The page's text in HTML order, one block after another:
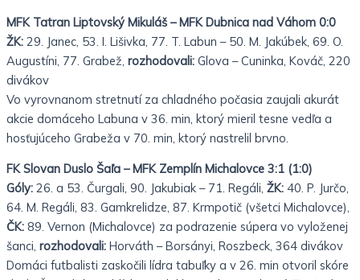
MFK Tatran Liptovský Mikuláš – MFK Dubnica nad Váhom 0:0
ŽK: 29. Janec, 53. I. Lišivka, 77. T. Labun – 50. M. Jakúbek, 69. O.
Augustíni, 77. Grabež, rozhodovali: Glova – Cuninka, Kováč, 220
divákov
Vo vyrovnanom stretnutí za chladného počasia zaujali akurát
akcie domáceho Labuna v 36. min, ktorý mieril tesne vedľa a
hosťujúceho Grabeža v 70. min, ktorý nastrelil brvno.
FK Slovan Duslo Šaľa – MFK Zemplín Michalovce 3:1 (1:0)
Góly: 26. a 53. Čurgali, 90. Jakubiak – 71. Regáli, ŽK: 40. P. Jurčo,
64. M. Regáli, 83. Gamkrelidze, 87. Krmpotič (všetci Michalovce),
ČK: 89. Vernon (Michalovce) za podrazenie súpera vo vyloženej
šanci, rozhodovali: Horváth – Borsányi, Roszbeck, 364 divákov
Domáci futbalisti zaskočili lídra tabuľky a v 26. min otvoril skóre